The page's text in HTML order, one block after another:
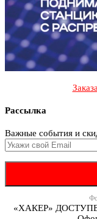
Рассылка
Важные события и
«ХАКЕР»